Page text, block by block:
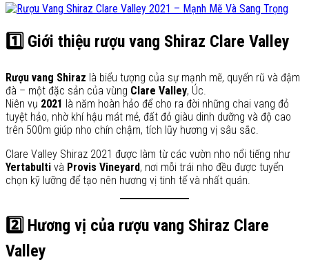
1️⃣ Giới thiệu rượu vang Shiraz Clare Valley
Rượu vang Shiraz là biểu tượng của sự mạnh mẽ, quyến rũ và đậm
đà – một đặc sản của vùng Clare Valley, Úc.
Niên vụ 2021 là năm hoàn hảo để cho ra đời những chai vang đỏ
tuyệt hảo, nhờ khí hậu mát mẻ, đất đỏ giàu dinh dưỡng và độ cao
trên 500m giúp nho chín chậm, tích lũy hương vị sâu sắc.
Clare Valley Shiraz 2021 được làm từ các vườn nho nổi tiếng như
Yertabulti và Provis Vineyard, nơi mỗi trái nho đều được tuyển
chọn kỹ lưỡng để tạo nên hương vị tinh tế và nhất quán.
2️⃣ Hương vị của rượu vang Shiraz Clare
Valley